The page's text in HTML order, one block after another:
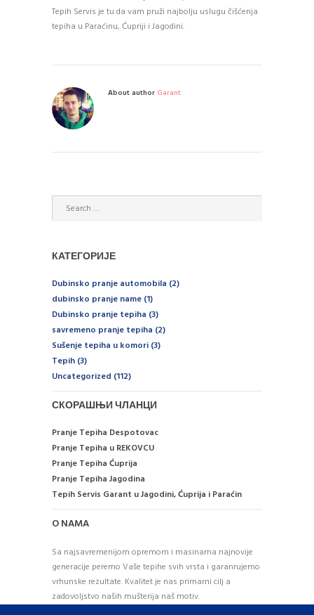
Tepih Servis je tu da vam pruži najbolju uslugu čišćenja
tepiha u Paraćinu, Ćupriji i Jagodini.
About author Garant
КАТЕГОРИЈЕ
Dubinsko pranje automobila (2)
dubinsko pranje name (1)
Dubinsko pranje tepiha (3)
savremeno pranje tepiha (2)
Sušenje tepiha u komori (3)
Tepih (3)
Uncategorized (112)
СКОРАШЊИ ЧЛАНЦИ
Pranje Tepiha Despotovac
Pranje Tepiha u REKOVCU
Pranje Tepiha Ćuprija
Pranje Tepiha Jagodina
Tepih Servis Garant u Jagodini, Ćuprija i Paraćin
O NAMA
Sa najsavremenijom opremom i masinama najnovije
generacije peremo Vaše tepihe svih vrsta i garanrujemo
vrhunske rezultate. Kvalitet je nas primarni cilj a
zadovoljstvo naših mušterija naš motiv.